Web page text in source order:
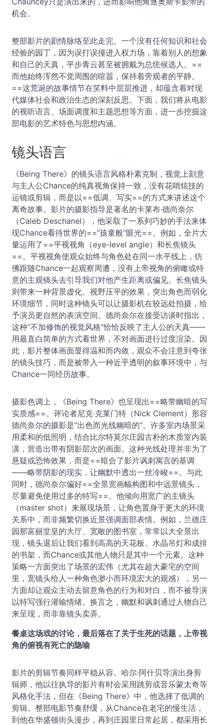
机会。
整部影片的剧情脉络至此走完。一个没有任何知识和社会
经验的园丁，因为误打误撞进入权力场，靠着别人的想象
和自己的天真，平步青云甚至被拥戴为总统候选人。==
而他始终浑然不觉周围的喧嚣，保持着旁观者的平静。
==这荒诞的故事情节在笑料中层层推进，却蕴含着对现
代媒体社会和政治生态的深刻反思。下面，我们将从电影
的视听语言、场面调度和主题思想等方面，进一步挖掘这
部电影的艺术特色与思想内涵。
镜头语言
《Being There》的镜头语言风格朴素克制，视觉上刻意
与主人公Chance的纯真视角保持一致，没有花哨炫技的
运镜或剪辑，而是以==低调、写实==的方式来讲述这个
离奇故事。影片的摄影指导是著名的卡莱布·德尚奈尔
（Caleb Deschanel），他采取了一系列巧妙的手法来体
现Chance看待世界的==“孩童般”眼光==。例如，全片大
量运用了==平视视角（eye-level angle）和长焦镜头
==。平视视角使观众始终与角色处在同一水平线上，仿
佛跟随Chance一起观察周遭，没有上帝视角的俯瞰或特
意的主观镜头去引导我们对他产生距离或偏见。长焦镜头
则带来一种背景虚化、视野压平的效果，突出角色而弱化
环境细节，同时这种镜头可以让摄影机在较远处拍摄，给
予演员更自然的表演空间。德尚奈尔在接受访谈时指出，
这种“不加修饰的视觉风格”恰恰反映了主人公的天真——
用最直白简单的方式看世界，不对画面进行过度渲染。因
此，影片整体画面显得温和而内敛，观众不会注意到夸张
的镜头技巧，而是被带入一种近乎透明的叙事环境中，与
Chance一同经历故事。
摄影色调上，《Being There》也呈现出==略带幽暗的写
实质感==。评论者尼克·克莱门特（Nick Clement）形容
德尚奈尔的摄影是“出色而光线幽暗的”。许多室内场景采
用柔和的低照明，结合比尔特莫尔庄园古朴的木质室内装
潢，营造出带有阴影层次的画面。这种光线处理并非为了
悬疑或恐怖效果，而是==暗合了影片讽刺寓言的基调
——略带阴影的现实，让幽默中透出一丝冷峻==。与此
同时，德尚奈尔偏好==全景宽画幅构图和中远景镜头，
尽量避免使用过多的特写==。他倾向用宽广的主镜头
（master shot）来展现场景，让角色置身于更大的环境
关系中，而非频繁切换近景强调面部表情。例如，兰德庄
园那富丽堂皇的大厅、宽敞的图书室，常常以大全景出
现，镜头退后让我们看到高高的天花板、水晶吊灯和成排
的书架，而Chance或其他人物只是其中一个元素。这种
策略一方面突出了场景的宏伟（尤其在超大豪宅的空间
里，宽镜头给人一种角色渺小而环境宏大的观感），另一
方面却让观众主动去留意角色的行为和对白，而不被导演
以特写强行灌输情绪。换言之，幽默和讽刺通过人物自己
来呈现，而非靠镜头卖弄。
餐桌这场戏的讨论，最后落在了关于生死的话题，上帝视
角的俯视有死亡的隐喻
影片的剪辑节奏同样平稳从容。哈尔·阿什贝导演出身剪
辑师，他以往执导的影片有时会采用跳剪或音乐蒙太奇等
风格化手法，但在《Being There》中，他选择了低调的
剪辑。整部电影节奏舒缓，从Chance在老宅的慢生活，
到他在华盛顿街头漫步，再到庄园里日常起居，都采用长